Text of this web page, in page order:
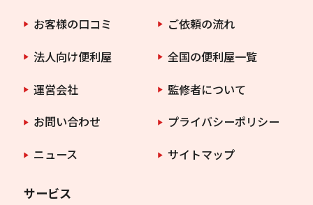
お客様の口コミ
ご依頼の流れ
法人向け便利屋
全国の便利屋一覧
運営会社
監修者について
お問い合わせ
プライバシーポリシー
ニュース
サイトマップ
サービス